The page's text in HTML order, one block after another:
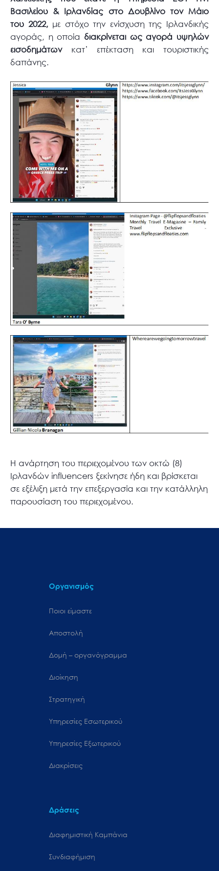
Βασιλείου & Ιρλανδίας στο Δουβλίνο τον Μάιο
του 2022,με στόχο την ενίσχυση της Ιρλανδικής
αγοράς, η οποία διακρίνεται ως αγορά υψηλών
εισοδημάτωνκατ’ επέκταση και τουριστικής
δαπάνης.
Η ανάρτηση του περιεχομένου των οκτώ (8)
Ιρλανδών influencers ξεκίνησε ήδη και βρίσκεται
σε εξέλιξη μετά την επεξεργασία και την κατάλληλη
παρουσίαση του περιεχομένου.
Οργανισμός
Ποιοι είμαστε
Αποστολή
Δομή – οργανόγραμμα
Διοίκηση
Στρατηγική
Υπηρεσίες Εσωτερικού
Υπηρεσίες Εξωτερικού
Διακρίσεις
Δράσεις
Διαφημιστική Καμπάνια
Συνδιαφήμιση